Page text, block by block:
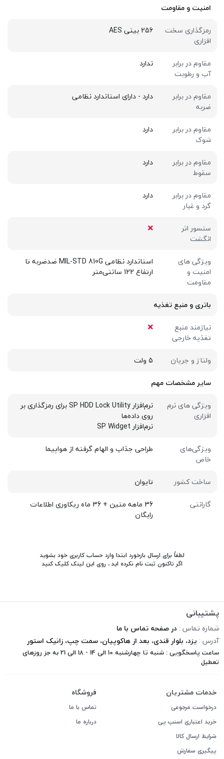
امنیت و مقاومت
رمزگذاری سخت
افزاری
256 بیتی AES
مقاوم در برابر
آب و رطوبت
ندارد
مقاوم در برابر
ضربه
دارد - دارای استاندارد نظامی
مقاوم در برابر
شوک
دارد
مقاوم در برابر
سقوط
دارد
مقاوم در برابر
گرد و غبار
دارد
سنسور اثر
انگشت
ویژگی های
امنیت و
مقاومت
استاندارد نظامی MIL-STD 810G ضدضربه تا
ارتفاع 122 سانتی‌متر
باتری و منبع تغذیه
نیازمند منبع
تغذیه خارجی
ولتاژ و جریان
5 ولت
سایر مشخصات مهم
ویژگی های نرم
افزاری
نرم‌افزار SP HDD Lock Utility برای رمزگذاری بر
روی داده‌ها
نرم‌افزار SP Widget
ویژگی‌های
خاص
طراحی جذاب و الهام گرفته از هواپیما
ساخت کشور
تایوان
گارانتی
36 ماهه متین + 36 ماه ریکاوری اطلاعات
رایگان
لطفاً برای ارسال بازخورد ابتدا وارد حساب کاربری خود بشوید
اگر تاکنون ثبت نام نکرده اید ، روی این لینک کلیک کنید
پشتیبانی
شماره تماس : در صفحه تماس با ما
آدرس : یزد، بلوار قندی، بعد از هاکوپیان، سمت چپ، زانیک استور
ساعت پاسخگویی : شنبه تا چهارشنبه 10 الی 14 - 18 الی 21 به جز روزهای
تعطیل
خدمات مشتریان
درخواست مرجوعی
خرید اعتباری اسنپ پی
شرایط ارسال کالا
پیگیری سفارش
فروشگاه
تماس با ما
درباره ما